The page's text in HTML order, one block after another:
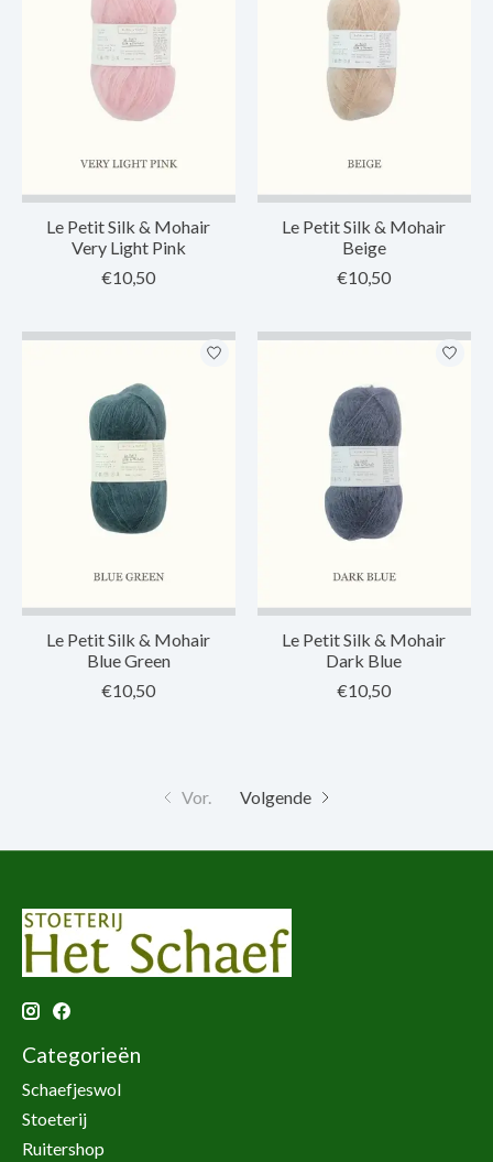
Le Petit Silk & Mohair
Very Light Pink
€10,50
Le Petit Silk & Mohair
Beige
€10,50
Le Petit Silk & Mohair
Blue Green
€10,50
Le Petit Silk & Mohair
Dark Blue
€10,50
Vor. Volgende
Categorieën
Schaefjeswol
Stoeterij
Ruitershop